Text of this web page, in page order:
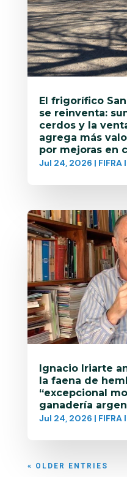
El frigorífico
se reinventa:
cerdos y la
agrega más
por mejoras en
Jul 24, 2026 | FIFRA
Ignacio Iriarte
la faena de
“excepcional
ganadería
Jul 24, 2026 | FIFRA
« OLDER ENTRIES